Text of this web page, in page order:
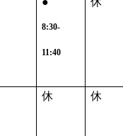
8:30-
11:40
休 休